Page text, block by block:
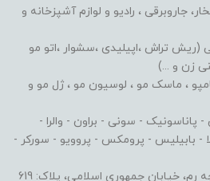
جاروبرقی ، رادیو و لوازم آشپزخانه و
(ریش تراش ،اپیلیدی ،سشوار ،اتو مو
زن و ...)
، ماسک مو ، لوسیون مو ، ژل مو و
- سونی - براون - والرا -
- بابیلیس - پرومکس - پروویو - سورکر -
آدرس : جمهوری اسلامی، کوچه رم، خیابان جمهوری اسلامی، پلاک: 619